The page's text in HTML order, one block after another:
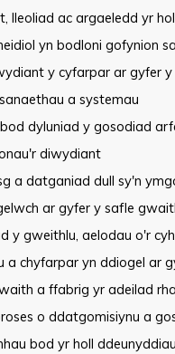
lleoliad ac argaeledd yr
yn bodloni gofynion
y cyfarpar ar gyfer
a systemau
dyluniad y gosodiad
diwydiant
a datganiad dull sy'n
ar gyfer y safle
y gweithlu, aelodau o'r
a chyfarpar yn ddiogel ar
a ffabrig yr adeilad
o ddatgomisiynu a
bod yr holl